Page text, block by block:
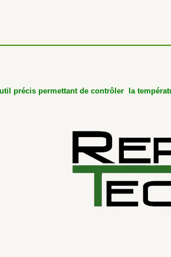
précis permettant de contrôler la